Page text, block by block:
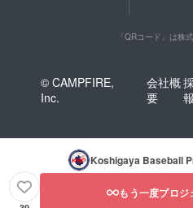
「QRコード」は株
© CAMPFIRE,
Inc.
会社概
要
報
Koshigaya Baseball
もう一度プロ